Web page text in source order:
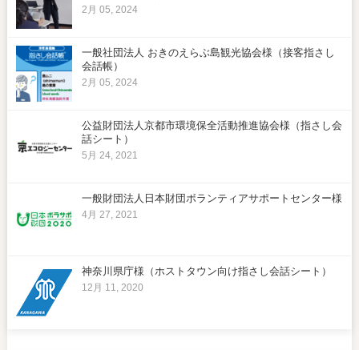
2月 05, 2024
一般社団法人 おきのえらぶ島観光協会様（接客指さし
会話帳）
2月 05, 2024
公益財団法人京都市環境保全活動推進協会様（指さし会
話シート）
5月 24, 2021
一般財団法人日本財団ボランティアサポートセンター様
4月 27, 2021
神奈川県庁様（ホストタウン向け指さし会話シート）
12月 11, 2020